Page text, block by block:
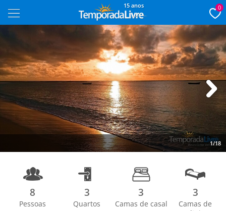
15 anos 0
1/18
Next
8
Pessoas
3
Quartos
3
Camas de casal
3
Camas de